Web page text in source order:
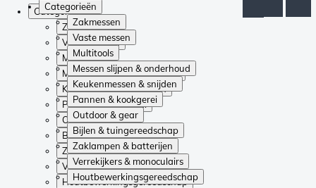
Categorieën
Zakmessen
Vaste messen
Multitools
Messen slijpen & onderhoud
Keukenmessen & snijden
Pannen & kookgerei
Outdoor & gear
Bijlen & tuingereedschap
Zaklampen & batterijen
Verrekijkers & monoculairs
Houtbewerkingsgereedschap
Categorieën
Zakmessen
Vaste messen
Multitools
Messen slijpen & onderhoud
Keukenmessen & snijden
Pannen & kookgerei
Outdoor & gear
Bijlen & tuingereedschap
Zaklampen & batterijen
Verrekijkers & monoculairs
Houtbewerkingsgereedschap